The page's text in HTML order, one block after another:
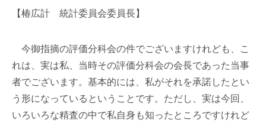
【椿広計 統計委員会委員長】
今御指摘の評価分科会の件でございますけれども、こ
れは、実は私、当時その評価分科会の会長であった当事
者でございます。基本的には、私がそれを承諾したとい
う形になっているということです。ただし、実は今回、
いろいろな精査の中で私自身も知ったところですけれど